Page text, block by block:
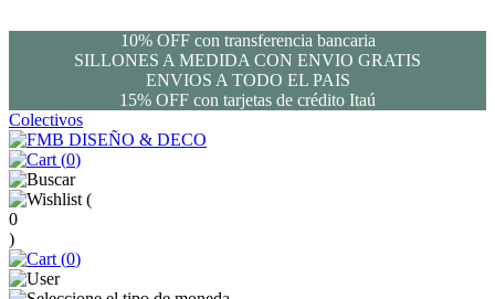
10% OFF con transferencia bancaria
SILLONES A MEDIDA CON ENVIO GRATIS
ENVIOS A TODO EL PAIS
15% OFF con tarjetas de crédito Itaú
Colectivos
(0)
(
0
)
(0)